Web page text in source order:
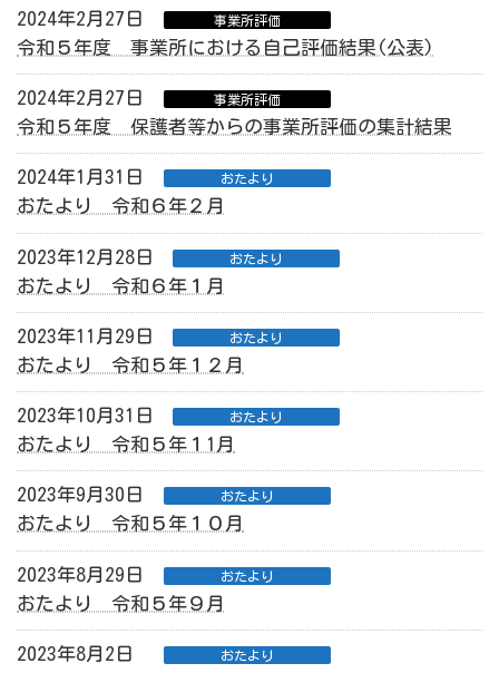
2024年2月27日 事業所評価
令和５年度 事業所における自己評価結果(公表)
2024年2月27日 事業所評価
令和５年度 保護者等からの事業所評価の集計結果
2024年1月31日 おたより
おたより 令和６年２月
2023年12月28日 おたより
おたより 令和６年１月
2023年11月29日 おたより
おたより 令和５年１２月
2023年10月31日 おたより
おたより 令和５年１1月
2023年9月30日 おたより
おたより 令和５年１０月
2023年8月29日 おたより
おたより 令和５年９月
2023年8月2日 おたより